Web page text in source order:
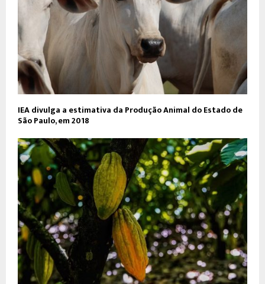
IEA divulga a estimativa da Produção Animal do Estado de
São Paulo, em 2018